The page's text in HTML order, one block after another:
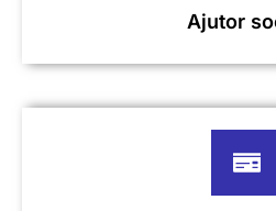
Ajutor